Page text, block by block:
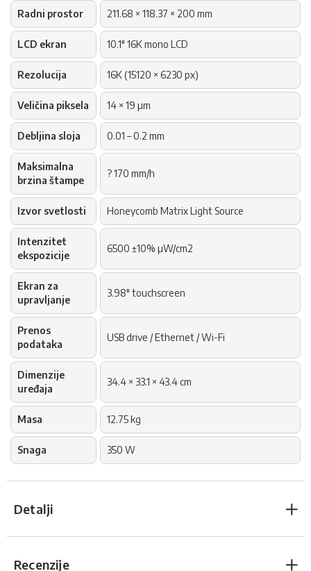
Radni prostor 211.68 × 118.37 × 200 mm
LCD ekran 10.1" 16K mono LCD
Rezolucija 16K (15120 × 6230 px)
Veličina piksela 14 × 19 µm
Debljina sloja 0.01 – 0.2 mm
Maksimalna
brzina štampe
? 170 mm/h
Izvor svetlosti Honeycomb Matrix Light Source
Intenzitet
ekspozicije
6500 ±10% µW/cm2
Ekran za
upravljanje
3.98" touchscreen
Prenos
podataka
USB drive / Ethernet / Wi-Fi
Dimenzije
uređaja
34.4 × 33.1 × 43.4 cm
Masa 12.75 kg
Snaga 350 W
Detalji
Recenzije